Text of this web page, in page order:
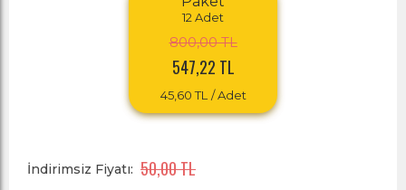
12 Adet
800,00 TL
547,22 TL
45,60 TL / Adet
İndirimsiz Fiyatı: 50,00 TL